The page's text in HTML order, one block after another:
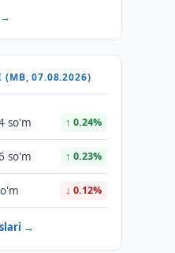
(MB, 07.08.2026)
so'm ↑ 0.24%
so'm ↑ 0.23%
↓ 0.12%
→